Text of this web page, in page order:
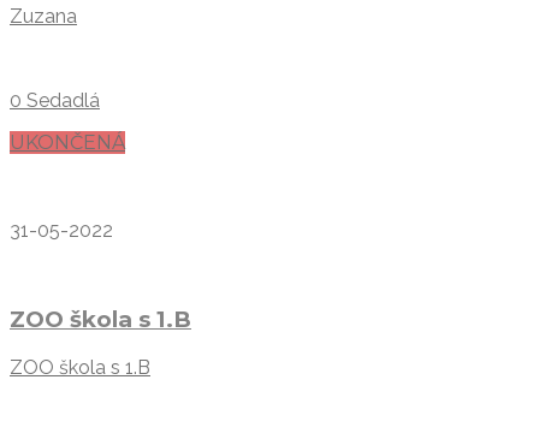
Zuzana
0 Sedadlá
UKONČENÁ
31-05-2022
ZOO škola s 1.B
ZOO škola s 1.B